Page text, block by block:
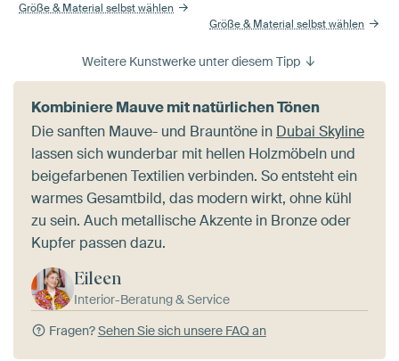
Größe & Material selbst wählen
Größe & Material selbst wählen
Weitere Kunstwerke unter diesem Tipp
Kombiniere Mauve mit natürlichen Tönen
Die sanften Mauve- und Brauntöne in Dubai Skyline
lassen sich wunderbar mit hellen Holzmöbeln und
beigefarbenen Textilien verbinden. So entsteht ein
warmes Gesamtbild, das modern wirkt, ohne kühl
zu sein. Auch metallische Akzente in Bronze oder
Kupfer passen dazu.
Eileen
Interior-Beratung & Service
Fragen?Sehen Sie sich unsere FAQ an